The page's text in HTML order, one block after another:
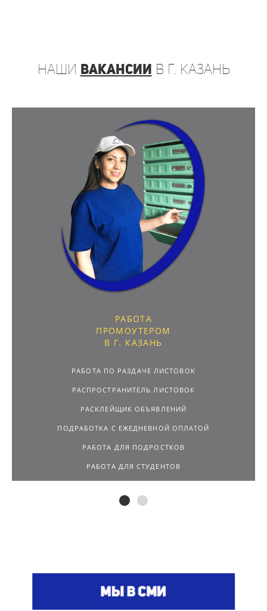
наши вакансии в г. Казань
РАБОТА
ПРОМОУТЕРОМ
В Г. КАЗАНЬ
РАБОТА ПО РАЗДАЧЕ ЛИСТОВОК
РАСПРОСТРАНИТЕЛЬ ЛИСТОВОК
РАСКЛЕЙЩИК ОБЪЯВЛЕНИЙ
ПОДРАБОТКА С ЕЖЕДНЕВНОЙ ОПЛАТОЙ
РАБОТА ДЛЯ ПОДРОСТКОВ
РАБОТА ДЛЯ СТУДЕНТОВ